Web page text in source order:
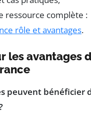
ressource complète :
rôle et avantages.
les avantages
peuvent bénéficier